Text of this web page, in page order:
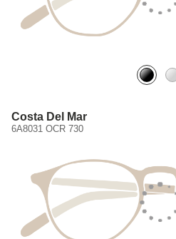
Costa Del Mar
6A8031 OCR 730